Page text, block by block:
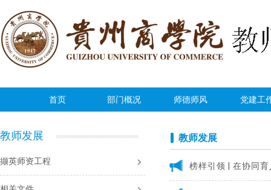
首页 部门概况 师德师风 党建工
教师发展
撷英师资工程
教师发展
榜样引领 | 在协同